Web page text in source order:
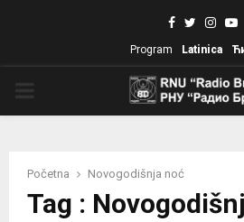
Facebook
Twitter
Program Latinica
Početna Novogodišnja noć
Tag :